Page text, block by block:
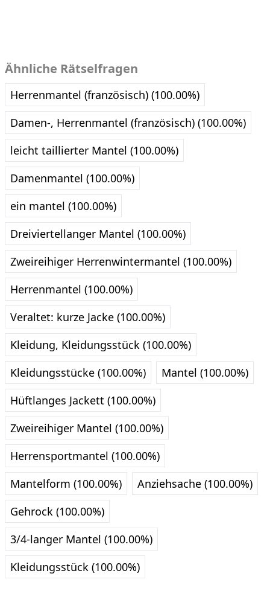
Ähnliche Rätselfragen
Herrenmantel (französisch) (100.00%)
Damen-, Herrenmantel (französisch) (100.00%)
leicht taillierter Mantel (100.00%)
Damenmantel (100.00%)
ein mantel (100.00%)
Dreiviertellanger Mantel (100.00%)
Zweireihiger Herrenwintermantel (100.00%)
Herrenmantel (100.00%)
Veraltet: kurze Jacke (100.00%)
Kleidung, Kleidungsstück (100.00%)
Kleidungsstücke (100.00%)
Mantel (100.00%)
Hüftlanges Jackett (100.00%)
Zweireihiger Mantel (100.00%)
Herrensportmantel (100.00%)
Mantelform (100.00%)
Anziehsache (100.00%)
Gehrock (100.00%)
3/4-langer Mantel (100.00%)
Kleidungsstück (100.00%)